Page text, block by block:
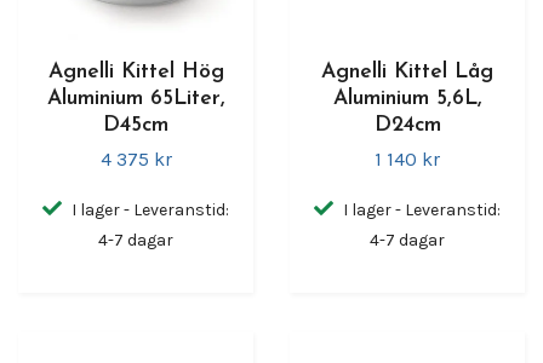
Agnelli Kittel Hög
Aluminium 65Liter,
D45cm
4 375 kr
I lager - Leveranstid:
4-7 dagar
Agnelli Kittel Låg
Aluminium 5,6L,
D24cm
1 140 kr
I lager - Leveranstid:
4-7 dagar